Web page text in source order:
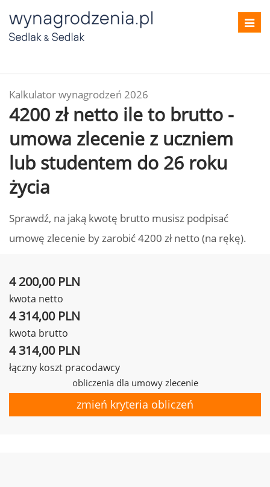
Kalkulator wynagrodzeń 2026
4200 zł netto ile to brutto -
umowa zlecenie z uczniem
lub studentem do 26 roku
życia
Sprawdź, na jaką kwotę brutto musisz podpisać
umowę zlecenie by zarobić 4200 zł netto (na rękę).
4 200,00 PLN
kwota netto
4 314,00 PLN
kwota brutto
4 314,00 PLN
łączny koszt pracodawcy
obliczenia dla umowy zlecenie
zmień kryteria obliczeń